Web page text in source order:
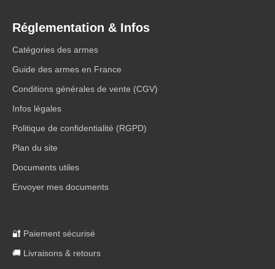
Réglementation & Infos
Catégories des armes
Guide des armes en France
Conditions générales de vente (CGV)
Infos légales
Politique de confidentialité (RGPD)
Plan du site
Documents utiles
Envoyer mes documents
🔐 Paiement sécurisé
🚚 Livraisons & retours